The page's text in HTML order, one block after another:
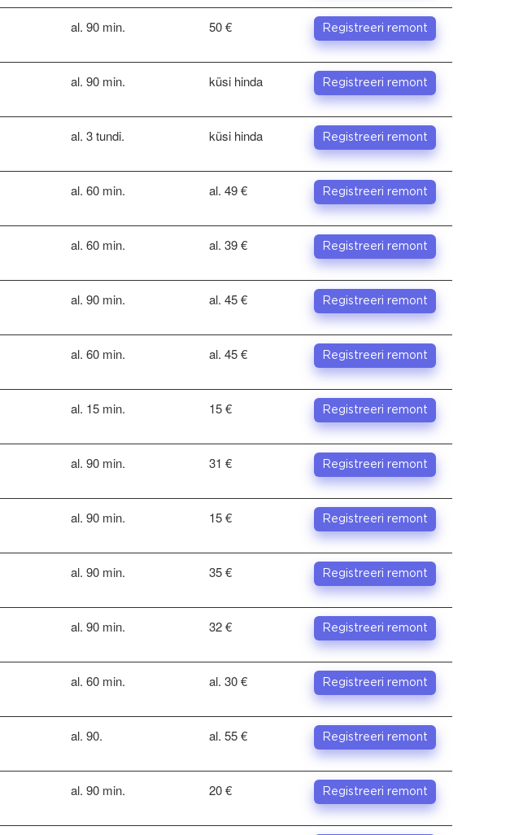
al. 90 min. 50 € Registreeri remont
al. 90 min. küsi hinda Registreeri remont
al. 3 tundi. küsi hinda Registreeri remont
al. 60 min. al. 49 € Registreeri remont
al. 60 min. al. 39 € Registreeri remont
al. 90 min. al. 45 € Registreeri remont
al. 60 min. al. 45 € Registreeri remont
al. 15 min. 15 € Registreeri remont
al. 90 min. 31 € Registreeri remont
al. 90 min. 15 € Registreeri remont
al. 90 min. 35 € Registreeri remont
al. 90 min. 32 € Registreeri remont
al. 60 min. al. 30 € Registreeri remont
al. 90. al. 55 € Registreeri remont
al. 90 min. 20 € Registreeri remont